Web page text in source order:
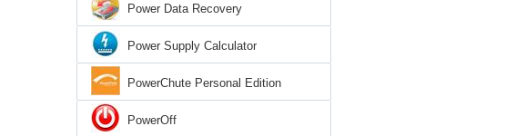
Power Data Recovery
Power Supply Calculator
PowerChute Personal Edition
PowerOff